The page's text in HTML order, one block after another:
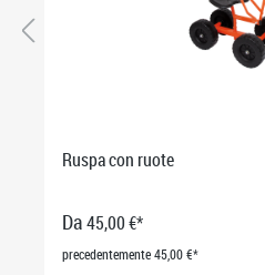
Ruspa con ruote
Da45,00 €*
precedentemente 45,00 €*